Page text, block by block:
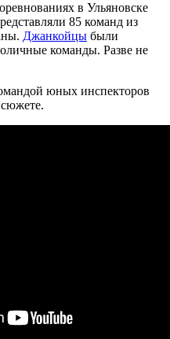
в Ульяновске
85 команд из
Джанкойцы были
команды. Разве не
юных инспекторов